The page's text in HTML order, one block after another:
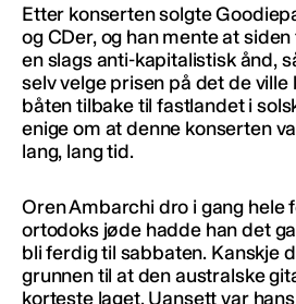
Etter konserten solgte
og CDer, og han mente at
en slags anti-kapitalistisk ånd,
selv velge prisen på det de ville
båten tilbake til fastlandet i
enige om at denne konserten
lang, lang tid.
Oren Ambarchi dro i gang hele
ortodoks jøde hadde han det
bli ferdig til sabbaten. Kanskje
grunnen til at den australske
korteste laget. Uansett var